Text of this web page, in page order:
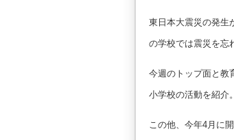
東日本大震災の発生
の学校では震災を忘
今週のトップ面と教
小学校の活動を紹介
この他、今年4月に